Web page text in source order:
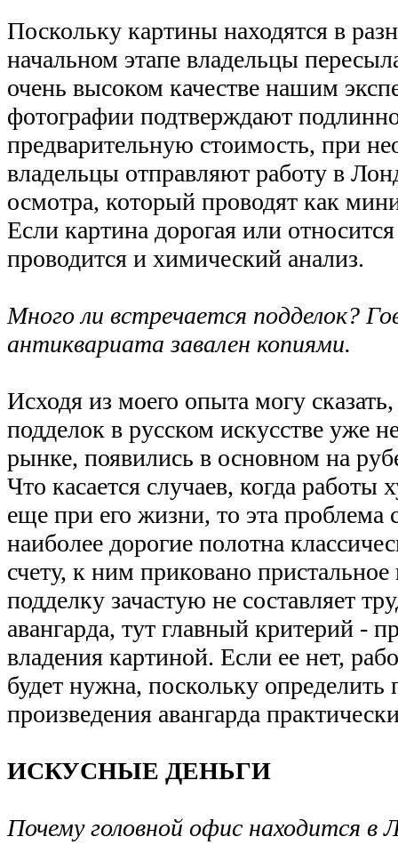
Поскольку картины находятся в
начальном этапе владельцы
очень высоком качестве нашим
фотографии подтверждают
предварительную стоимость, при
владельцы отправляют работу в
осмотра, который проводят как
Если картина дорогая или
проводится и химический анализ.
Много ли встречается подделок?
антиквариата завален копиями.
Исходя из моего опыта могу
подделок в русском искусстве уже
рынке, появились в основном на
Что касается случаев, когда работы
еще при его жизни, то эта проблема
наиболее дорогие полотна
счету, к ним приковано
подделку зачастую не составляет
авангарда, тут главный критерий -
владения картиной. Если ее нет,
будет нужна, поскольку определить
произведения авангарда
ИСКУСНЫЕ ДЕНЬГИ
Почему головной офис находится в